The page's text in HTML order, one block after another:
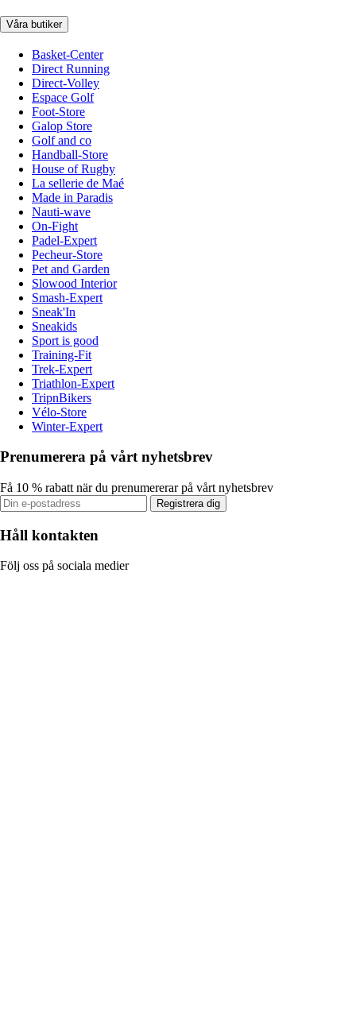
Våra butiker
Basket-Center
Direct Running
Direct-Volley
Espace Golf
Foot-Store
Galop Store
Golf and co
Handball-Store
House of Rugby
La sellerie de Maé
Made in Paradis
Nauti-wave
On-Fight
Padel-Expert
Pecheur-Store
Pet and Garden
Slowood Interior
Smash-Expert
Sneak'In
Sneakids
Sport is good
Training-Fit
Trek-Expert
Triathlon-Expert
TripnBikers
Vélo-Store
Winter-Expert
Prenumerera på vårt nyhetsbrev
Få 10 % rabatt när du prenumererar på vårt nyhetsbrev
Registrera dig
Håll kontakten
Följ oss på sociala medier